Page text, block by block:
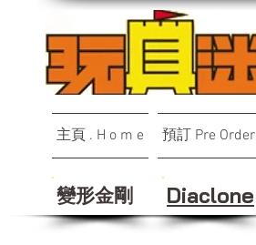
主頁 . H o m e 預訂 Pre Order
變形金剛 Diaclone